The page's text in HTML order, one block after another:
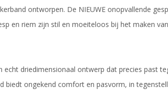
ontworpen. De NIEUWE onopvallende
en riem zijn stil en moeiteloos bij het maken
echt driedimensionaal ontwerp dat precies past
biedt ongekend comfort en pasvorm, in